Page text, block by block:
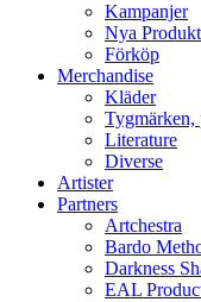
Kampanjer
Nya
Förköp
Merchandise
Kläder
Tygmärken,
Literature
Diverse
Artister
Partners
Artchestra
Bardo
Darkness
EAL